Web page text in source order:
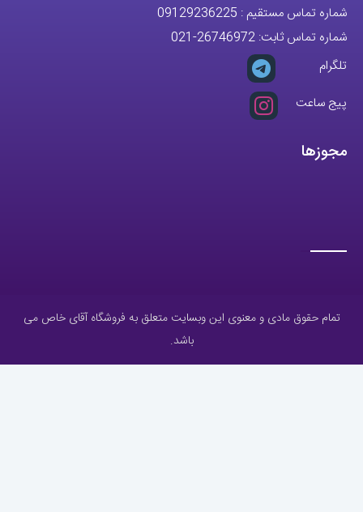
شماره تماس مستقیم : 09129236225
شماره تماس ثابت: 26746972
-021
تلگرام
پیج ساعت
مجوزها
تمام حقوق مادی و معنوی این وبسایت متعلق به فروشگاه آقای خاص می
باشد.